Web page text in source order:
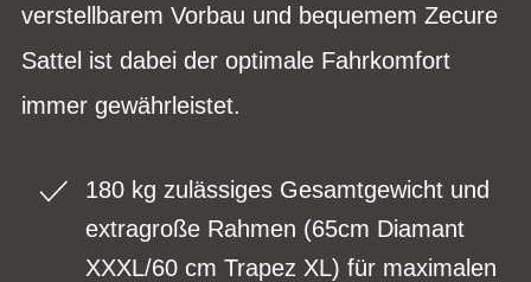
verstellbarem Vorbau und bequemem Zecure
Sattel ist dabei der optimale Fahrkomfort
immer gewährleistet.
180 kg zulässiges Gesamtgewicht und
extragroße Rahmen (65cm Diamant
XXXL/60 cm Trapez XL) für maximalen